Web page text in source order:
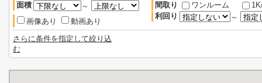
面積
～
画像あり
動画あり
間取り ワンルーム
利回り
～
さらに条件を指定して絞り込
む